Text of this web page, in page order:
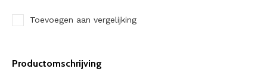
Toevoegen aan vergelijking
Productomschrijving